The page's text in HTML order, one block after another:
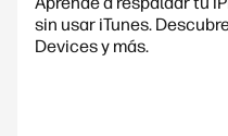
sin usar iTunes.
Devices y más.